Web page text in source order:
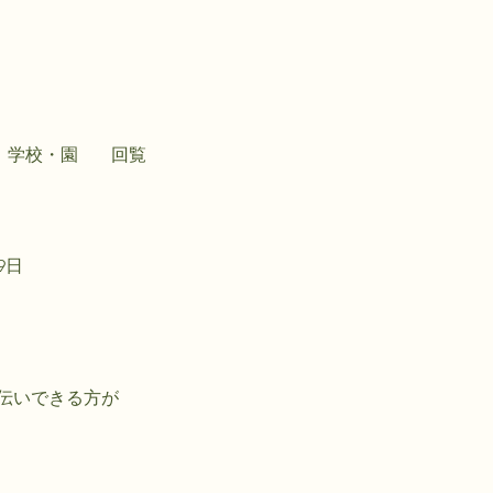
学校・園 回覧
日
いできる方が